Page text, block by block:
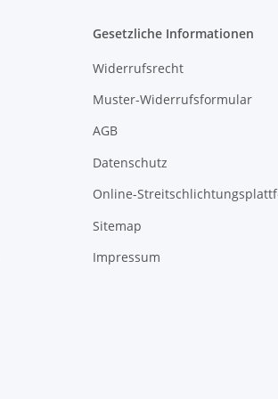
Gesetzliche Informationen
Widerrufsrecht
Muster-Widerrufsformular
AGB
Datenschutz
Online-
Sitemap
Impressum